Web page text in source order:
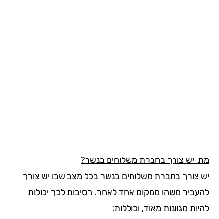
יש צורך בחברת משלוחים בנשר?
צורך בחברת משלוחים בנשר בכל מצב שבו יש צורך
משהו ממקום אחד לאחר. הסיבות לכך יכולות
מגוונות מאוד, וכוללות: